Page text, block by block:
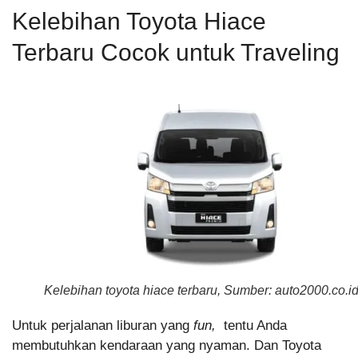
Kelebihan Toyota Hiace
Terbaru Cocok untuk Traveling
Kelebihan toyota hiace terbaru, Sumber: auto2000.co.id
Untuk perjalanan liburan yang fun,
tentu Anda
membutuhkan kendaraan yang nyaman. Dan Toyota